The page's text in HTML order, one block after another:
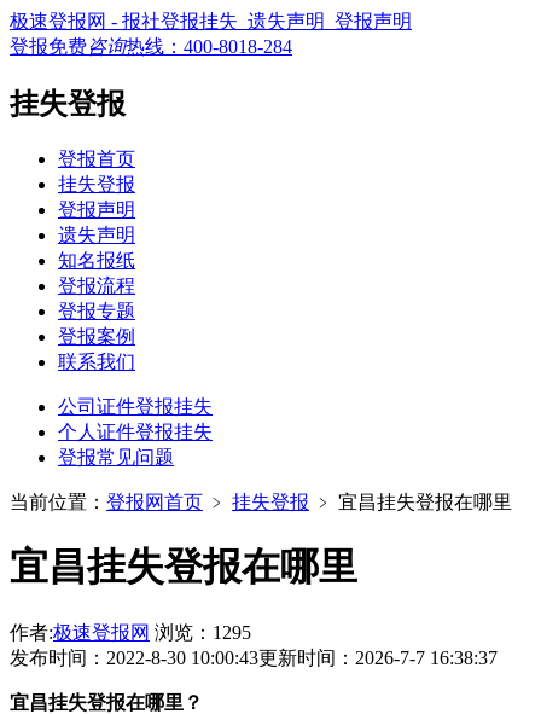
极速登报网 - 报社登报挂失_遗失声明_登报声明
登报免费咨询热线： 400-8018-284
挂失登报
登报首页
挂失登报
登报声明
遗失声明
知名报纸
登报流程
登报专题
登报案例
联系我们
公司证件登报挂失
个人证件登报挂失
登报常见问题
当前位置： 登报网首页 ﹥ 挂失登报 ﹥ 宜昌挂失登报在哪里
宜昌挂失登报在哪里
作者:极速登报网 浏览：1295
发布时间：2022-8-30 10:00:43更新时间：2026-7-7 16:38:37
宜昌挂失登报在哪里？